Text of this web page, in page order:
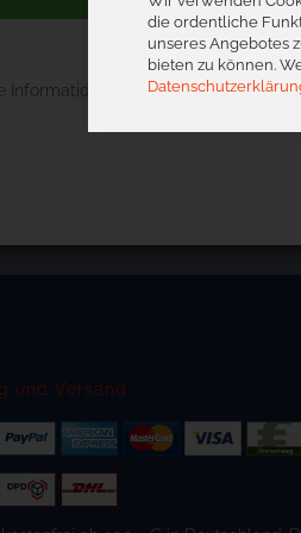
die ordentliche
unseres Angebotes
bieten zu können.
Informationen besuchen Sie bitte die
und Versand